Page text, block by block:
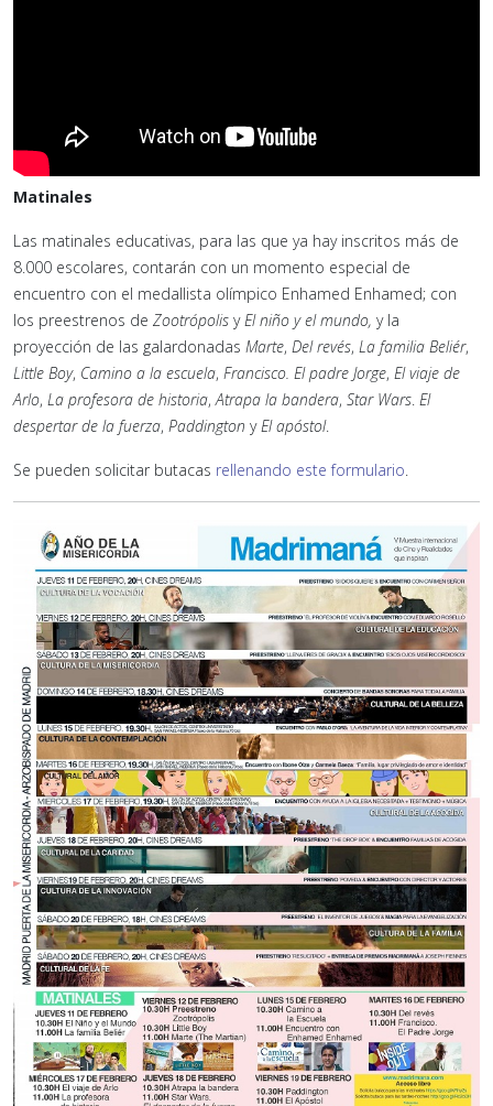
Matinales
Las matinales educativas, para las que ya hay inscritos más de
8.000 escolares, contarán con un momento especial de
encuentro con el medallista olímpico Enhamed Enhamed; con
los preestrenos de Zootrópolis y El niño y el mundo, y la
proyección de las galardonadas Marte, Del revés, La familia Beliér,
Little Boy, Camino a la escuela, Francisco. El padre Jorge, El viaje de
Arlo, La profesora de historia, Atrapa la bandera, Star Wars El
despertar de la fuerza, Paddington yEl apóstol.
Se pueden solicitar butacas rellenando este formulario